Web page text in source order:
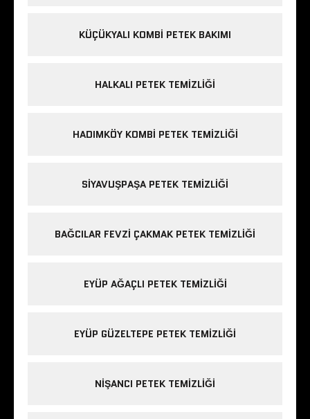
KÜÇÜKYALI KOMBI PETEK BAKIMI
HALKALI PETEK TEMIZLIĞI
HADIMKÖY KOMBI PETEK TEMIZLIĞI
SIYAVUŞPAŞA PETEK TEMIZLIĞI
BAĞCILAR FEVZI ÇAKMAK PETEK TEMIZLIĞI
EYÜP AĞAÇLI PETEK TEMIZLIĞI
EYÜP GÜZELTEPE PETEK TEMIZLIĞI
NIŞANCI PETEK TEMIZLIĞI